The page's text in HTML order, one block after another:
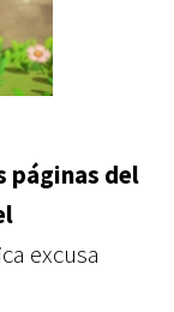
páginas del
excusa